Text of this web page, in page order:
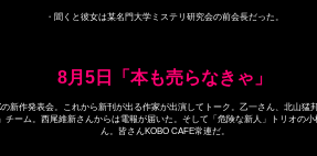
・聞くと彼女は某名門大学ミステリ研究会の前会長だった。
8月5日「本も売らなきゃ」
新作発表会。これから新刊が出る作家が出演してトーク。乙一さん、北山猛
チーム。西尾維新さんからは電報が届いた。そして「危険な新人」トリオの
ん。皆さんKOBO CAFE常連だ。